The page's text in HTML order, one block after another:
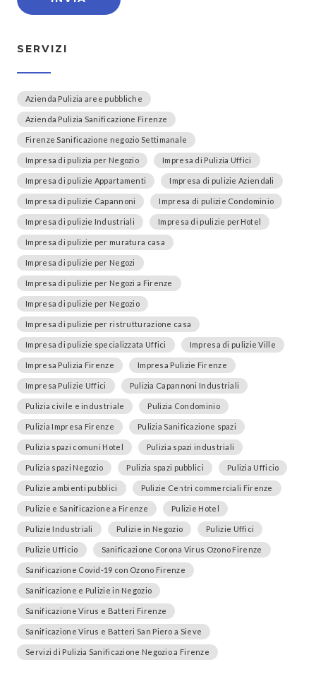
SERVIZI
Azienda Pulizia aree pubbliche
Azienda Pulizia Sanificazione Firenze
Firenze Sanificazione negozio Settimanale
Impresa di pulizia per Negozio Impresa di Pulizia Uffici
Impresa di pulizie Appartamenti Impresa di pulizie Aziendali
Impresa di pulizie Capannoni Impresa di pulizie Condominio
Impresa di pulizie Industriali Impresa di pulizie perHotel
Impresa di pulizie per muratura casa
Impresa di pulizie per Negozi
Impresa di pulizie per Negozi a Firenze
Impresa di pulizie per Negozio
Impresa di pulizie per ristrutturazione casa
Impresa di pulizie specializzata Uffici Impresa di pulizie Ville
Impresa Pulizia Firenze Impresa Pulizie Firenze
Impresa Pulizie Uffici Pulizia Capannoni Industriali
Pulizia civile e industriale Pulizia Condominio
Pulizia Impresa Firenze Pulizia Sanificazione spazi
Pulizia spazi comuni Hotel Pulizia spazi industriali
Pulizia spazi Negozio Pulizia spazi pubblici Pulizia Ufficio
Pulizie ambienti pubblici Pulizie Centri commerciali Firenze
Pulizie e Sanificazione a Firenze Pulizie Hotel
Pulizie Industriali Pulizie in Negozio Pulizie Uffici
Pulizie Ufficio Sanificazione Corona Virus Ozono Firenze
Sanificazione Covid-19 con Ozono Firenze
Sanificazione e Pulizie in Negozio
Sanificazione Virus e Batteri Firenze
Sanificazione Virus e Batteri San Piero a Sieve
Servizi di Pulizia Sanificazione Negozio a Firenze